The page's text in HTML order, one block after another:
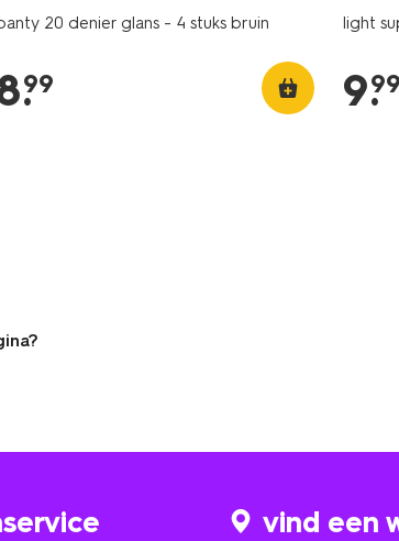
20 denier glans - 4 stuks bruin
.
99
light
9.
99
vind een